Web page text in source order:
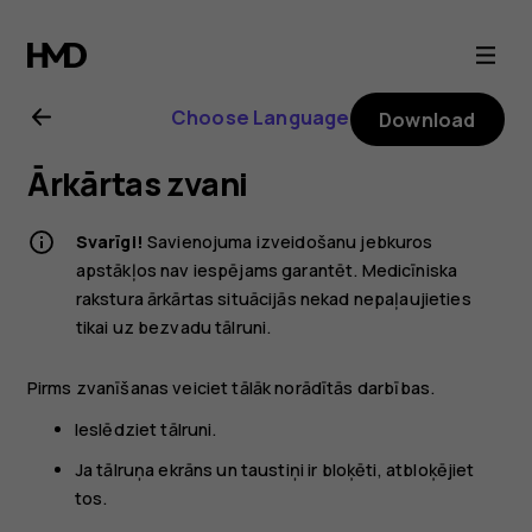
Nokia
105
4G
(2023)
user
guide
Choose Language Download
Ārkārtas zvani
Svarīgi! Savienojuma izveidošanu jebkuros
apstākļos nav iespējams garantēt. Medicīniska
rakstura ārkārtas situācijās nekad nepaļaujieties
tikai uz bezvadu tālruni.
Pirms zvanīšanas veiciet tālāk norādītās darbības.
Ieslēdziet tālruni.
Ja tālruņa ekrāns un taustiņi ir bloķēti, atbloķējiet
tos.